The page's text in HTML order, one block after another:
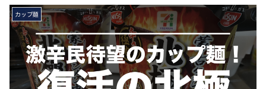
カップ麺